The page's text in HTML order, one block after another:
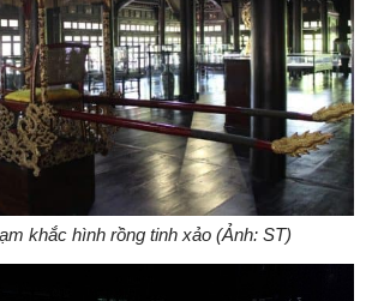
khắc hình rồng tinh xảo (Ảnh: ST)